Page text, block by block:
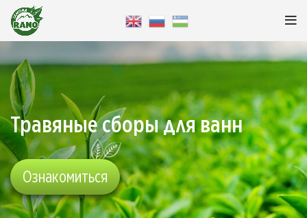
Травяные сборы для ванн
Ознакомиться